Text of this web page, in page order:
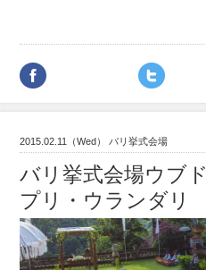
2015.02.11（Wed） バリ挙式会場
バリ挙式会場ウブド
プリ・ウランダリ